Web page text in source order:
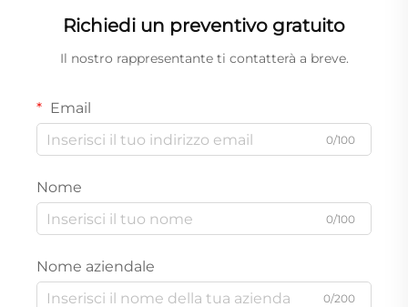
Richiedi un preventivo gratuito
Il nostro rappresentante ti contatterà a breve.
Email
0/100
Nome
0/100
Nome aziendale
0/200